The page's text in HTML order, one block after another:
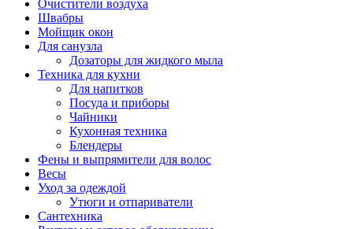
Очистители воздуха
Швабры
Мойщик окон
Для санузла
Дозаторы для жидкого мыла
Техника для кухни
Для напитков
Посуда и приборы
Чайники
Кухонная техника
Блендеры
Фены и выпрямители для волос
Весы
Уход за одеждой
Утюги и отпариватели
Сантехника